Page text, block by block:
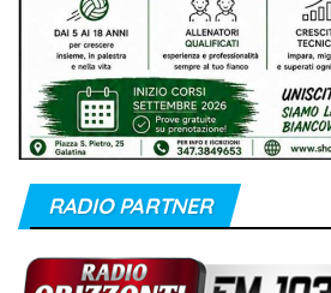
RADIO PARTNER